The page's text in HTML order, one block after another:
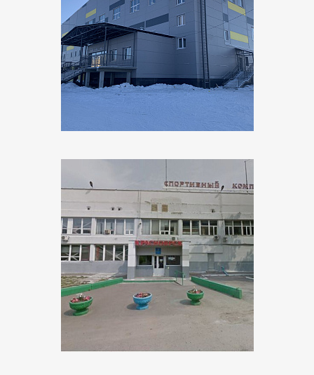
Объект:Спортивный комплекс им. Тимира Пинегина
Адрес:Республика Саха (Якутия), пгт Нижний Бестях
Поставщик:Планета Электро
Объект:Спортивная школа олимпийского резерва
"Красноярск"
Адрес:г. Красноярск, ул. Воронова
Поставщик: